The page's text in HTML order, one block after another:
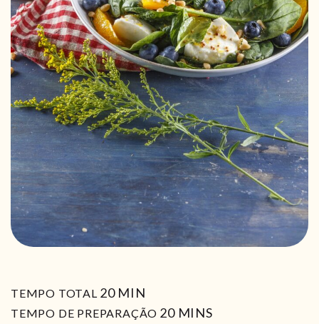
TEMPO TOTAL 20MIN
MIN
TEMPO DE PREPARAÇÃO 20MIN
MINS